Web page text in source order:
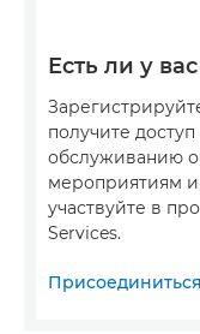
Есть ли у
получите
обслуживанию
мероприятиям
участвуйте в
Services.